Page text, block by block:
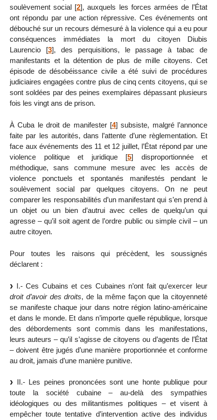
soulèvement social [2], auxquels les forces armées de l’État
ont répondu par une action répressive. Ces événements ont
débouché sur un recours démesuré à la violence qui a eu pour
conséquences immédiates la mort du citoyen Diubis
Laurencio [3], des perquisitions, le passage à tabac de
manifestants et la détention de plus de mille citoyens. Cet
épisode de désobéissance civile a été suivi de procédures
judiciaires engagées contre plus de cinq cents citoyens, qui se
sont soldées par des peines exemplaires dépassant plusieurs
fois les vingt ans de prison.
À Cuba le droit de manifester[4] subsiste, malgré l’annonce
faite par les autorités, dans l’attente d’une règlementation. Et
face aux événements des 11 et 12 juillet, l’État répond par une
violence politique et juridique[5] disproportionnée et
méthodique, sans commune mesure avec les accès de
violence ponctuels et spontanés manifestés pendant le
soulèvement social par quelques citoyens. On ne peut
comparer les responsabilités d’un manifestant qui s’en prend à
un objet ou un bien d’autrui avec celles de quelqu’un qui
agresse – qu’il soit agent de l’ordre public ou simple civil – un
autre citoyen.
Pour toutes les raisons qui précèdent, les soussignés
déclarent :
I.- Ces Cubains et ces Cubaines n’ont fait qu’exercer leur
droit d’avoir des droits, de la même façon que la citoyenneté
se manifeste chaque jour dans notre région latino-américaine
et dans le monde. Et dans n’importe quelle république, lorsque
des débordements sont commis dans les manifestations,
leurs auteurs – qu’il s’agisse de citoyens ou d’agents de l’État
– doivent être jugés d’une manière proportionnée et conforme
au droit, jamais d’une manière punitive.
II.- Les peines prononcées sont une honte publique pour
toute la société cubaine – au-delà des sympathies
idéologiques ou des militantismes politiques – et visent à
empêcher toute tentative d’intervention active des individus